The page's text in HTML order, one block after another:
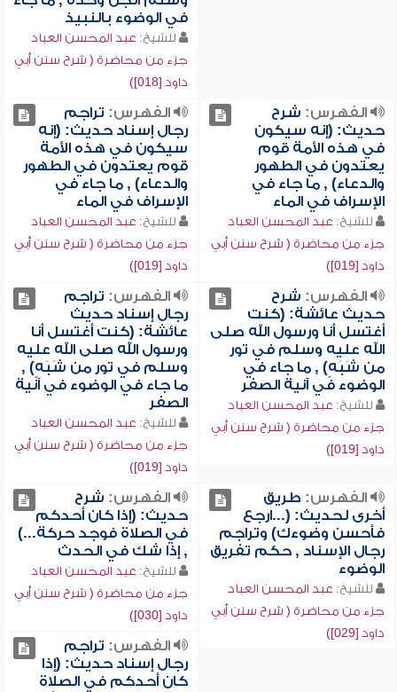
في الوضوء بالنبيذ
للشيخ: عبد المحسن العباد
جزء من محاضرة ( شرح سنن أبي
داود [018])
الفهرس: شرح
حديث: (إنه سيكون
في هذه الأمة قوم
يعتدون في الطهور
والدعاء) , ما جاء في
الإسراف في الماء
للشيخ: عبد المحسن العباد
جزء من محاضرة ( شرح سنن أبي
داود [019])
الفهرس: تراجم
رجال إسناد حديث: (إنه
سيكون في هذه الأمة
قوم يعتدون في الطهور
والدعاء) , ما جاء في
الإسراف في الماء
للشيخ: عبد المحسن العباد
جزء من محاضرة ( شرح سنن أبي
داود [019])
الفهرس: شرح
حديث عائشة: (كنت
أغتسل أنا ورسول الله صلى
الله عليه وسلم في تور
من شَبَهٍ) , ما جاء في
الوضوء في آنية الصفر
للشيخ: عبد المحسن العباد
جزء من محاضرة ( شرح سنن أبي
داود [019])
الفهرس: تراجم
رجال إسناد حديث
عائشة: (كنت أغتسل أنا
ورسول الله صلى الله عليه
وسلم في تور من شَبَهٍ) ,
ما جاء في الوضوء في آنية
الصفر
للشيخ: عبد المحسن العباد
جزء من محاضرة ( شرح سنن أبي
داود [019])
الفهرس: طريق
أخرى لحديث: (...ارجع
فأحسن وضوءك) وتراجم
رجال الإسناد , حكم تفريق
الوضوء
للشيخ: عبد المحسن العباد
جزء من محاضرة ( شرح سنن أبي
داود [029])
الفهرس: شرح
حديث: (إذا كان أحدكم
في الصلاة فوجد حركة...)
, إذا شك في الحدث
للشيخ: عبد المحسن العباد
جزء من محاضرة ( شرح سنن أبي
داود [030])
الفهرس: تراجم
رجال إسناد حديث: (إذا
كان أحدكم في الصلاة